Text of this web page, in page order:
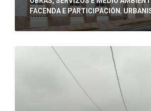
FACENDA E PARTICIPACIÓN,
Ler